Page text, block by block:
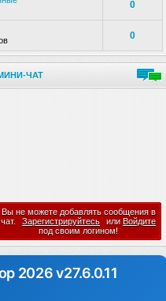
0
0
ЧАТ
Вы не можете добавлять сообщения в
чат.
Зарегистрируйтесь или Войдите
под своим логином!
2026 v27.6.0.11